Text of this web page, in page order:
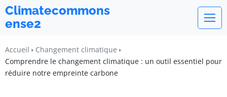
Climatecommons
ense2
Accueil
Changement climatique
Comprendre le changement climatique : un outil essentiel pour
réduire notre empreinte carbone